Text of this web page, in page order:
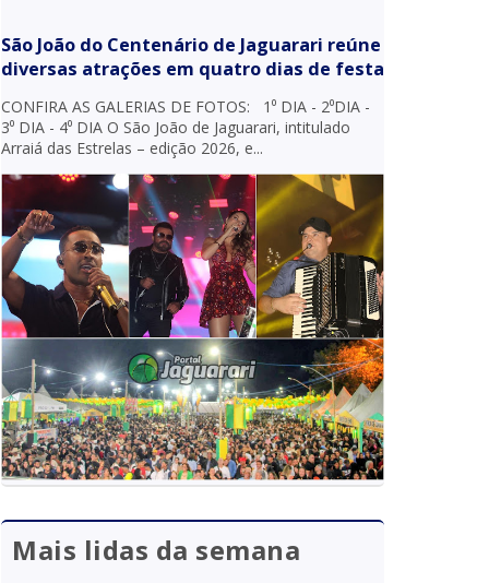
São João do Centenário de Jaguarari reúne
diversas atrações em quatro dias de festa
CONFIRA AS GALERIAS DE FOTOS: 1⁰ DIA - 2⁰DIA -
3⁰ DIA - 4⁰ DIA O São João de Jaguarari, intitulado
Arraiá das Estrelas – edição 2026, e...
Mais lidas da semana